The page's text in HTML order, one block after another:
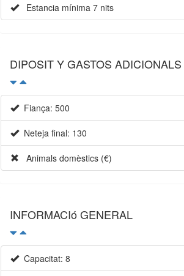
Estancia mínima 7 nits
DIPOSIT Y GASTOS ADICIONALS
Fiança: 500
Neteja final: 130
Animals domèstics (€)
INFORMACIó GENERAL
Capacitat: 8